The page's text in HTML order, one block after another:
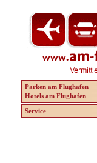
Parken am Flughafen
Hotels am Flughafen
Service